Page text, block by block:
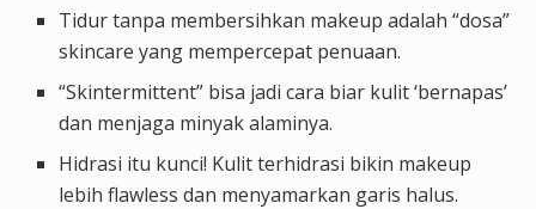
Tidur tanpa membersihkan makeup adalah “dosa”
skincare yang mempercepat penuaan.
“Skintermittent” bisa jadi cara biar kulit ‘bernapas’
dan menjaga minyak alaminya.
Hidrasi itu kunci! Kulit terhidrasi bikin makeup
lebih flawless dan menyamarkan garis halus.